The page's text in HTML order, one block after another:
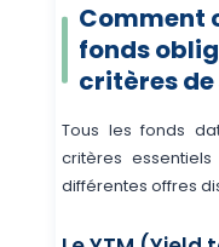
Comment
fonds
critères
Tous les fonds
critères
différentes offres